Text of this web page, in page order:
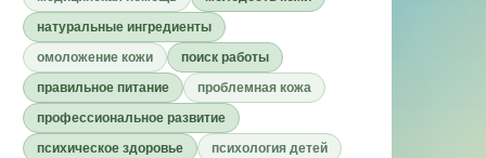
натуральные ингредиенты
омоложение кожи
поиск работы
правильное питание
проблемная кожа
профессиональное развитие
психическое здоровье
психология детей